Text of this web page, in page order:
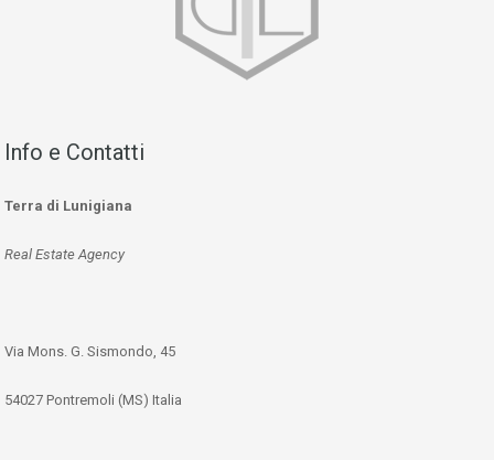
Info e Contatti
Terra di Lunigiana
Real Estate Agency
Via Mons. G. Sismondo, 45
54027 Pontremoli (MS) Italia